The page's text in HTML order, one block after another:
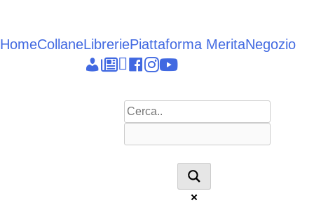
contenuto
HomeCollaneLibreriePiattaforma MeritaNegozio
Epieikeia
Dettagli
News
Linkedin
facebook
instagram
youtube